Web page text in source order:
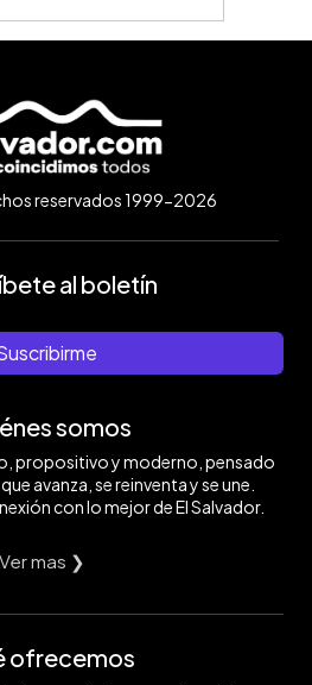
reservados 1999-2026
al boletín
somos
propositivo y moderno, pensado
avanza, se reinventa y se une.
con lo mejor de El Salvador.
Ver mas ❯
ofrecemos